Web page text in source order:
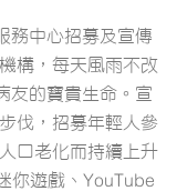
務中心招募及宣傳
構，每天風雨不改
友的寶貴生命。宣
伐，招募年輕人參
口老化而持續上升
你遊戲、YouTube